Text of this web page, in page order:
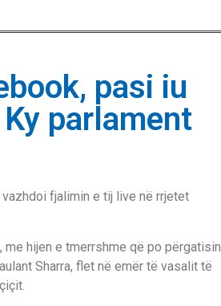
pasi iu
parlament
fjalimin e tij live në rrjetet
me hijen e tmerrshme që po përgatisin
Sharra, flet në emër të vasalit të